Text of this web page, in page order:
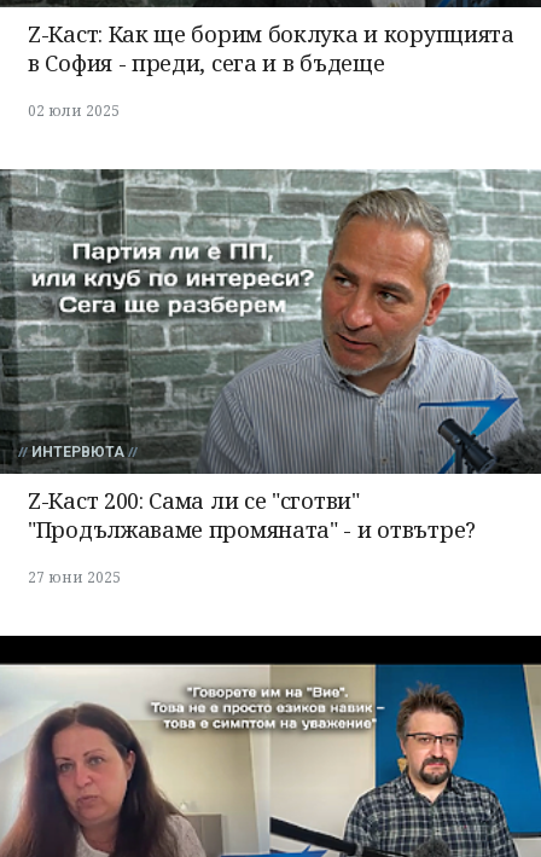
Z-Каст: Как ще борим боклука и корупцията
в София - преди, сега и в бъдеще
02 юли 2025
ИНТЕРВЮТА
Z-Каст 200: Сама ли се "сготви"
"Продължаваме промяната" - и отвътре?
27 юни 2025